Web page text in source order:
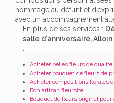
hommage au défunt et
avec un accompagnement
En plus de ses services :
salle d'anniversaire, Alloin
:
Acheter belles fleurs de qualité
Acheter bouquet de fleurs de
Acheter compositions florales
Bon artisan fleursite
Bouquet de fleurs original pour